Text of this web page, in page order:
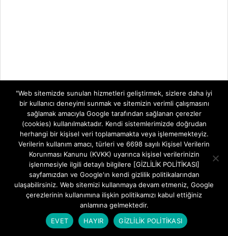
"Web sitemizde sunulan hizmetleri geliştirmek, sizlere daha iyi
bir kullanıcı deneyimi sunmak ve sitemizin verimli çalışmasını
sağlamak amacıyla Google tarafından sağlanan çerezler
(cookies) kullanılmaktadır. Kendi sistemlerimizde doğrudan
herhangi bir kişisel veri toplamamakta veya işlememekteyiz.
Verilerin kullanım amacı, türleri ve 6698 sayılı Kişisel Verilerin
Korunması Kanunu (KVKK) uyarınca kişisel verilerinizin
işlenmesiyle ilgili detaylı bilgilere [GİZLİLİK POLİTİKASI]
sayfamızdan ve Google'ın kendi gizlilik politikalarından
ulaşabilirsiniz. Web sitemizi kullanmaya devam etmeniz, Google
çerezlerinin kullanımına ilişkin politikamızı kabul ettiğiniz
anlamına gelmektedir.
EVET
HAYIR GİZLİLİK POLİTİKASI